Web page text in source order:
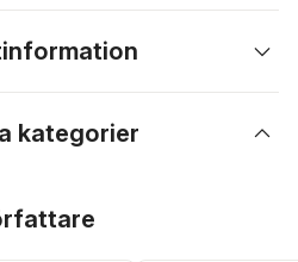
kategorier